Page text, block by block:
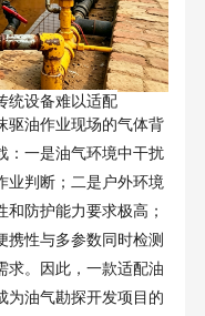
统设备难以适配
驱油作业现场的气体背
：一是油气环境中干扰
业判断；二是户外环境
防护能力要求极高；
携性与多参数同时检测
求。因此，一款适配油
为油气勘探开发项目的